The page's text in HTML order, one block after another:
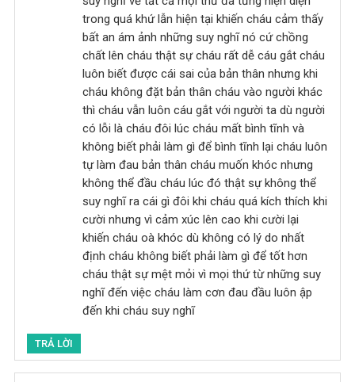
trong quá khứ lẫn hiện tại khiến cháu cảm thấy
bất an ám ảnh những suy nghĩ nó cứ chồng
chất lên cháu thật sự cháu rất dễ cáu gắt cháu
luôn biết được cái sai của bản thân nhưng khi
cháu không đặt bản thân cháu vào người khác
thì cháu vẫn luôn cáu gắt với người ta dù người
có lỗi là cháu đôi lúc cháu mất bình tĩnh và
không biết phải làm gì để bình tĩnh lại cháu luôn
tự làm đau bản thân cháu muốn khóc nhưng
không thể đầu cháu lúc đó thật sự không thể
suy nghĩ ra cái gì đôi khi cháu quá kích thích khi
cười nhưng vì cảm xúc lên cao khi cười lại
khiến cháu oà khóc dù không có lý do nhất
định cháu không biết phải làm gì để tốt hơn
cháu thật sự mệt mỏi vì mọi thứ từ những suy
nghĩ đến việc cháu làm cơn đau đầu luôn ập
đến khi cháu suy nghĩ
TRẢ LỜI